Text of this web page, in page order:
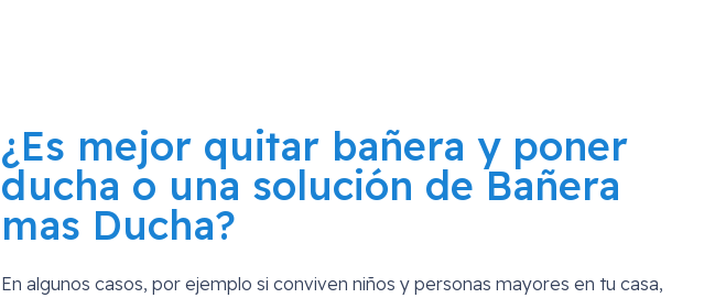
¿Es mejor quitar bañera y poner
ducha o una solución de Bañera
mas Ducha?
En algunos casos, por ejemplo si conviven niños y personas mayores en tu casa,